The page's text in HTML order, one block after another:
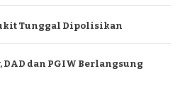
Tunggal Dipolisikan
DAD dan PGIW Berlangsung